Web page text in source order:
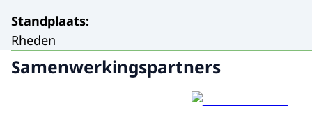
Standplaats:
Rheden
Samenwerkingspartners